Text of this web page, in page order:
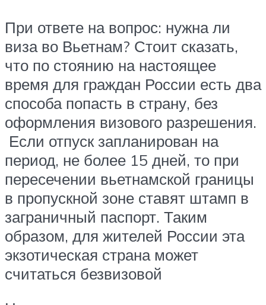
При ответе на вопрос: нужна ли
виза во Вьетнам? Стоит сказать,
что по стоянию на настоящее
время для граждан России есть два
способа попасть в страну, без
оформления визового разрешения.
Если отпуск запланирован на
период, не более 15 дней, то при
пересечении вьетнамской границы
в пропускной зоне ставят штамп в
заграничный паспорт. Таким
образом, для жителей России эта
экзотическая страна может
считаться безвизовой